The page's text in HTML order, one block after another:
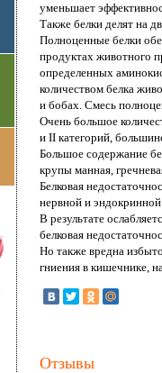
уменьшает
Также белки делят на
Полноценные белки
продуктах животного
определенных
количеством белка
и бобах. Смесь
Очень большое
и II категорий,
Большое содержание
крупы манная,
Белковая
нервной и
В результате
белковая
Но также вредна
гниения в кишечнике,
Отзывы